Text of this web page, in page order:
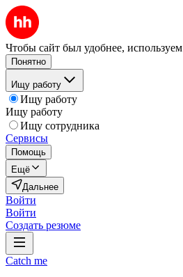
Чтобы сайт был удобнее, используем
Понятно
Ищу работу
Ищу работу
Ищу работу
Ищу сотрудника
Сервисы
Помощь
Ещё
Дальнее
Войти
Войти
Создать резюме
Catch me